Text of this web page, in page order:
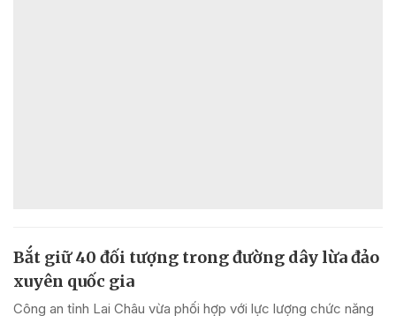
Bắt giữ 40 đối tượng trong đường dây lừa đảo
xuyên quốc gia
Công an tỉnh Lai Châu vừa phối hợp với lực lượng chức năng